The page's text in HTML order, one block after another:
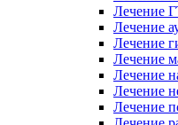
Лечение
Лечение
Лечение
Лечение
Лечение
Лечение
Лечение